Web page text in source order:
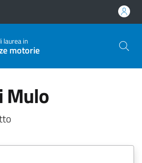
laurea in
motorie
Mulo